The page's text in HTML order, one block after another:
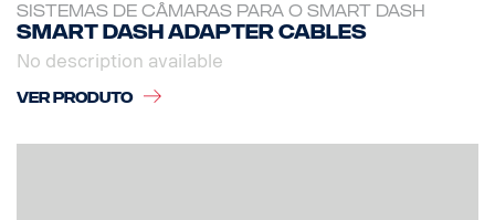
SISTEMAS DE CÂMARAS PARA O SMART DASH
Smart dash adapter cables
No description available
VER PRODUTO